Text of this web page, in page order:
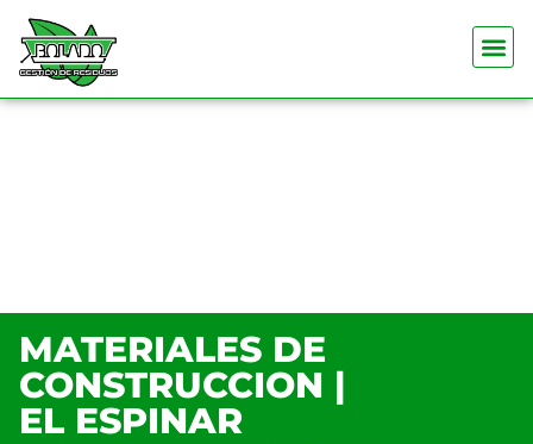
MATERIALES DE
CONSTRUCCION |
EL ESPINAR